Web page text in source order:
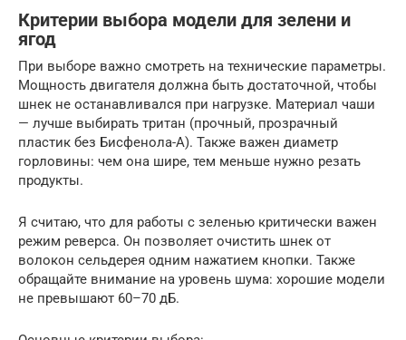
Критерии выбора модели для зелени и
ягод
При выборе важно смотреть на технические параметры.
Мощность двигателя должна быть достаточной, чтобы
шнек не останавливался при нагрузке. Материал чаши
— лучше выбирать тритан (прочный, прозрачный
пластик без Бисфенола-А). Также важен диаметр
горловины: чем она шире, тем меньше нужно резать
продукты.
Я считаю, что для работы с зеленью критически важен
режим реверса. Он позволяет очистить шнек от
волокон сельдерея одним нажатием кнопки. Также
обращайте внимание на уровень шума: хорошие модели
не превышают 60–70 дБ.